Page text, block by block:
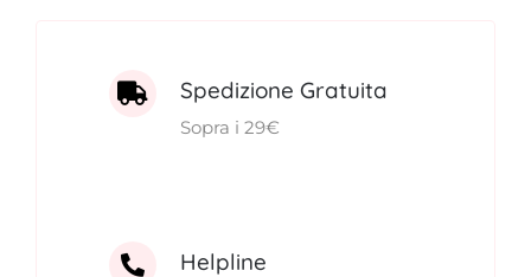
Spedizione Gratuita
Sopra i 29€
Helpline